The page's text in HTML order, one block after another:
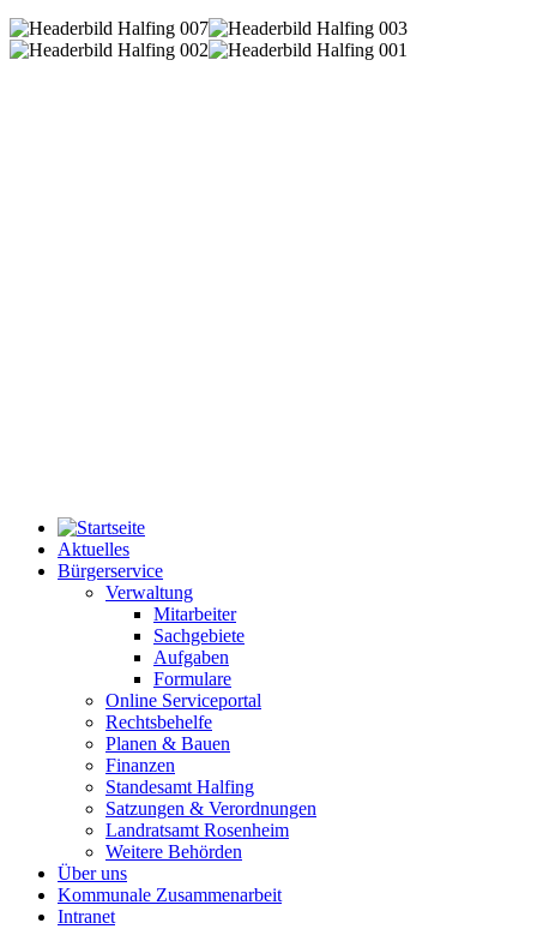
Aktuelles
Bürgerservice
Verwaltung
Mitarbeiter
Sachgebiete
Aufgaben
Formulare
Online Serviceportal
Rechtsbehelfe
Planen & Bauen
Finanzen
Standesamt Halfing
Satzungen & Verordnungen
Landratsamt Rosenheim
Weitere Behörden
Über uns
Kommunale Zusammenarbeit
Intranet